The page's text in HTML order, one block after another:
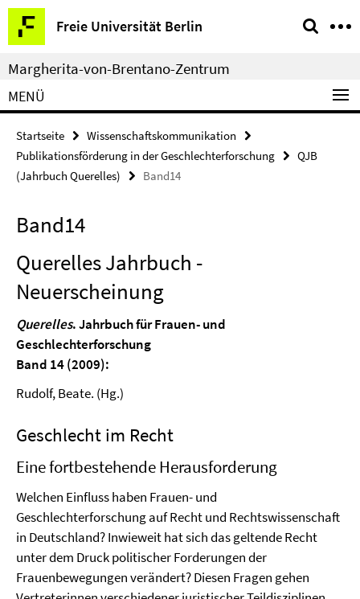
Springe
direkt
zu
Inhalt
Freie Universität Berlin
Service-
Navigation
Margherita-von-Brentano-Zentrum
MENÜ
Startseite
Wissenschaftskommunikation
Publikationsförderung in der Geschlechterforschung
QJB
(Jahrbuch Querelles)
Band14
Band14
Querelles Jahrbuch -
Neuerscheinung
Querelles. Jahrbuch für Frauen- und
Geschlechterforschung
Band 14 (2009):
Rudolf, Beate. (Hg.)
Geschlecht im Recht
Eine fortbestehende Herausforderung
Welchen Einfluss haben Frauen- und
Geschlechterforschung auf Recht und Rechtswissenschaft
in Deutschland? Inwieweit hat sich das geltende Recht
unter dem Druck politischer Forderungen der
Frauenbewegungen verändert? Diesen Fragen gehen